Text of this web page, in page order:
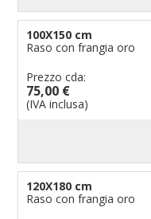
100X150 cm
Raso con frangia oro
Prezzo cda:
75,00 €
(IVA inclusa)
120X180 cm
Raso con frangia oro